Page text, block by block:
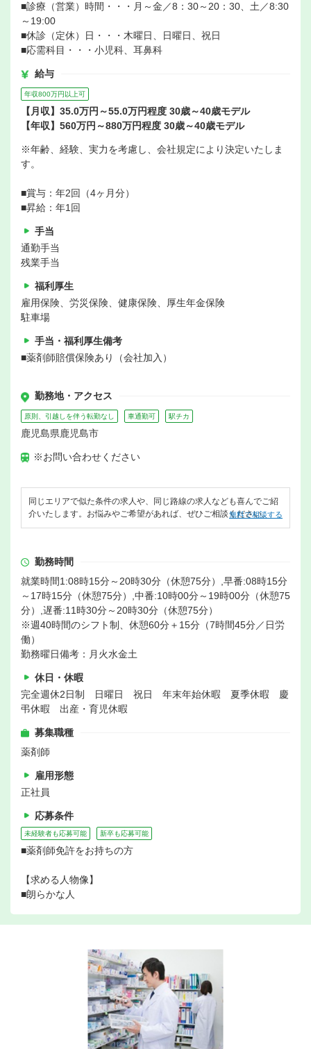
■診療（営業）時間・・・月～金／8：30～20：30、土／8:30
～19:00
■休診（定休）日・・・木曜日、日曜日、祝日
■応需科目・・・小児科、耳鼻科
給与
年収800万円以上可
【月収】35.0万円～55.0万円程度 30歳～40歳モデル
【年収】560万円～880万円程度 30歳～40歳モデル
※年齢、経験、実力を考慮し、会社規定により決定いたしま
す。
■賞与：年2回（4ヶ月分）
■昇給：年1回
手当
通勤手当
残業手当
福利厚生
雇用保険、労災保険、健康保険、厚生年金保険
駐車場
手当・福利厚生備考
■薬剤師賠償保険あり（会社加入）
勤務地・アクセス
原則、引越しを伴う転勤なし 車通勤可 駅チカ
鹿児島県鹿児島市
※お問い合わせください
同じエリアで似た条件の求人や、同じ路線の求人なども喜んでご紹
介いたします。お悩みやご希望があれば、ぜひご相談ください。
無料で相談する
勤務時間
就業時間1:08時15分～20時30分（休憩75分）,早番:08時15分
～17時15分（休憩75分）,中番:10時00分～19時00分（休憩75
分）,遅番:11時30分～20時30分（休憩75分）
※週40時間のシフト制、休憩60分＋15分（7時間45分／日労
働）
勤務曜日備考：月火水金土
休日・休暇
完全週休2日制 日曜日 祝日 年末年始休暇 夏季休暇 慶
弔休暇 出産・育児休暇
募集職種
薬剤師
雇用形態
正社員
応募条件
未経験者も応募可能 新卒も応募可能
■薬剤師免許をお持ちの方
【求める人物像】
■朗らかな人